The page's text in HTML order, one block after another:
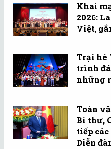
Khai
2026:
Việt,
Trại hè
trình
những
Toàn
Bí thư,
tiếp
Diễn